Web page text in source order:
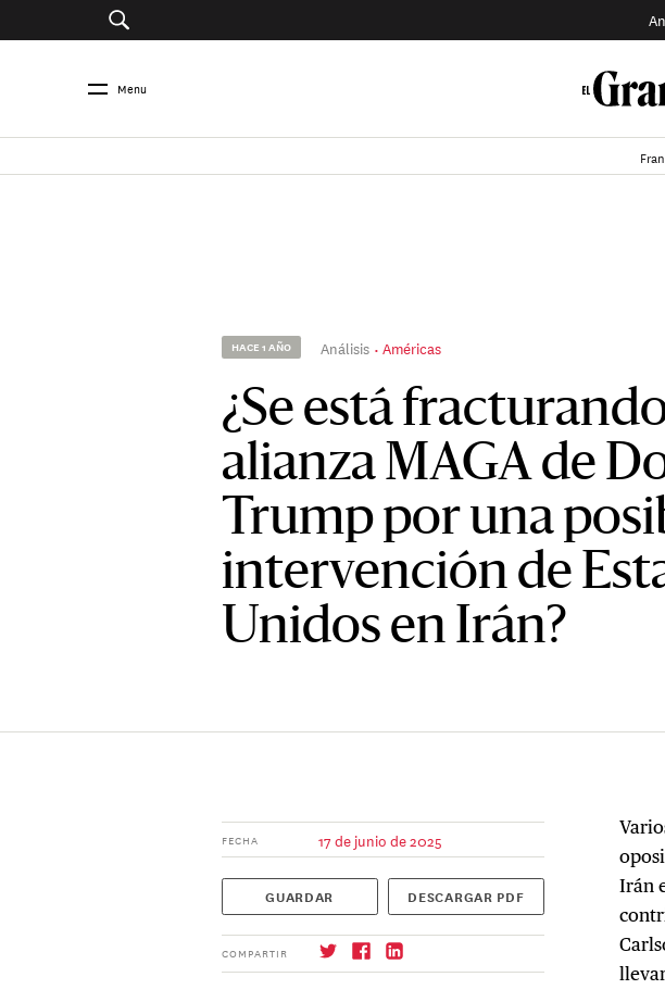
Menu
HACE 1 AÑO Análisis Américas
¿Se está
alianza MAGA de
Trump por una
intervención de
Unidos en Irán?
FECHA 17 de junio de 2025
GUARDAR DESCARGAR PDF
COMPARTIR
Irán